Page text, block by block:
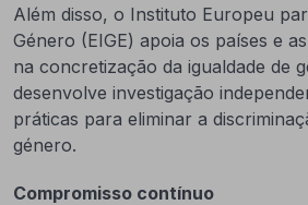
Além disso, o Instituto Europeu
Género (EIGE) apoia os países e
na concretização da igualdade de
desenvolve investigação
práticas para eliminar a
género.
Compromisso contínuo